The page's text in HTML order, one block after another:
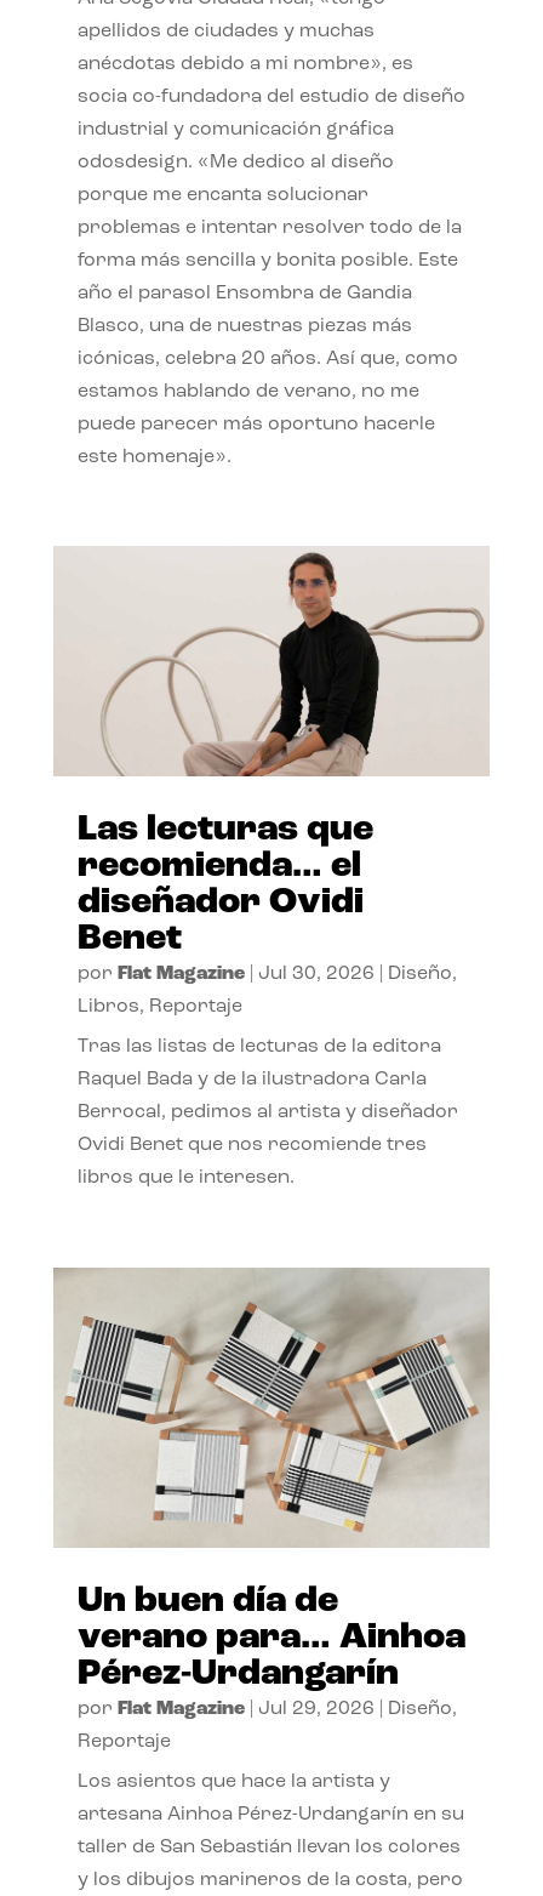
apellidos de ciudades y muchas
anécdotas debido a mi nombre», es
socia co-fundadora del estudio de diseño
industrial y comunicación gráfica
odosdesign. «Me dedico al diseño
porque me encanta solucionar
problemas e intentar resolver todo de la
forma más sencilla y bonita posible. Este
año el parasol Ensombra de Gandia
Blasco, una de nuestras piezas más
icónicas, celebra 20 años. Así que, como
estamos hablando de verano, no me
puede parecer más oportuno hacerle
este homenaje».
Las lecturas que
recomienda… el
diseñador Ovidi
Benet
por Flat Magazine| Jul 30, 2026 Diseño,
Libros, Reportaje
Tras las listas de lecturas de la editora
Raquel Bada y de la ilustradora Carla
Berrocal, pedimos al artista y diseñador
Ovidi Benet que nos recomiende tres
libros que le interesen.
Un buen día de
verano para… Ainhoa
Pérez-Urdangarín
por Flat Magazine| Jul 29, 2026 Diseño,
Reportaje
Los asientos que hace la artista y
artesana Ainhoa Pérez-Urdangarín en su
taller de San Sebastián llevan los colores
y los dibujos marineros de la costa, pero